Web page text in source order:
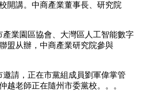
開講。中商產業董事長、研究院
業園區協會、大灣區人工智能數字
盟从辦，中商產業研究院參與
請，正在市黨組成員劉軍偉掌管
越老師正在隨州市委黨校。。。